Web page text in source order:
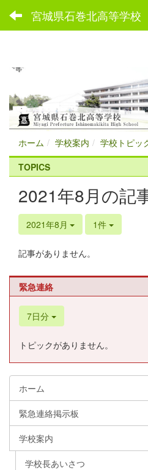
宮城県石巻北高等学校
ホーム 学校案内 学校トピッ
TOPICS
2021年8月の記
2021年8月 1件
記事がありません。
緊急連絡
7日分
トピックがありません。
ホーム
緊急連絡掲示板
学校案内
学校長あいさつ